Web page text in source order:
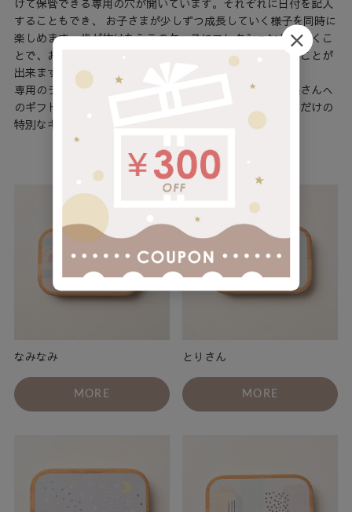
けて保管できる専用の穴が開いています。それぞれに日付を記入
することもでき、 お子さまが少しずつ成長していく様子を同時に
楽しめます。歯が抜けたらこのケースにコレクションしていくこ
とで、お子さま自身もワクワクと自分自身の成長を楽しむことが
出来ます。
専用のラッピングをご用意しているので、お友だちやお孫さんへ
のギフトにもおすすめ。名入れもできるので、世界に一つだけの
特別なギフトをお届けいたします。
バリエーション
なみなみ
MORE
とりさん
MORE